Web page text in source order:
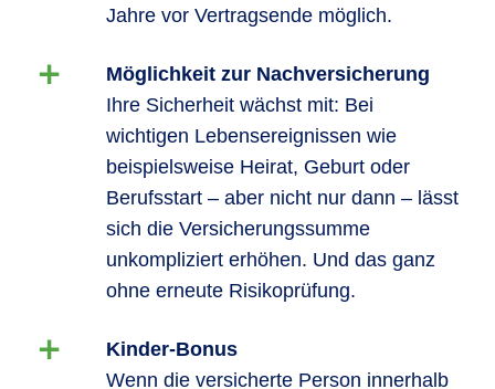
Jahre vor Vertragsende möglich.
Möglichkeit zur Nachversicherung
Ihre Sicherheit wächst mit: Bei
wichtigen Lebensereignissen wie
beispielsweise Heirat, Geburt oder
Berufsstart – aber nicht nur dann – lässt
sich die Versicherungssumme
unkompliziert erhöhen. Und das ganz
ohne erneute Risikoprüfung.
Kinder-Bonus
Wenn die versicherte Person innerhalb